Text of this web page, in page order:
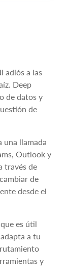
adiós a las
Deep
de datos y
de
una llamada
Outlook y
través de
de
desde el
es útil
a tu
y